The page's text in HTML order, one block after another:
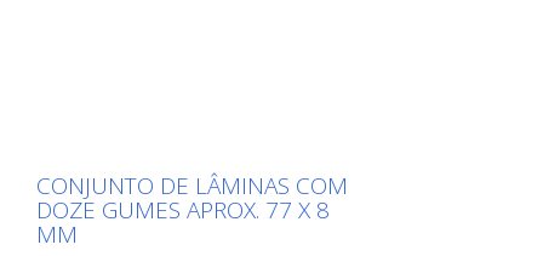
CONJUNTO DE LÂMINAS COM
DOZE GUMES APROX. 77 X 8
MM